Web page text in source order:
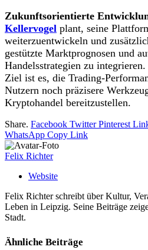
Zukunftsorientierte
Kellervogel plant, seine
weiterzuentwickeln und
gestützte Marktprognosen und
Handelsstrategien zu integrieren.
Ziel ist es, die Trading-
Nutzern noch präzisere
Kryptohandel bereitzustellen.
Share. Facebook Twitter Pinterest
WhatsApp Copy Link
Felix Richter
Website
Felix Richter schreibt über Kultur,
Leben in Leipzig. Seine Beiträge
Stadt.
Ähnliche Beiträge